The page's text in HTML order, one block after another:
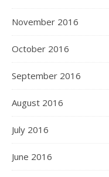
November 2016
October 2016
September 2016
August 2016
July 2016
June 2016